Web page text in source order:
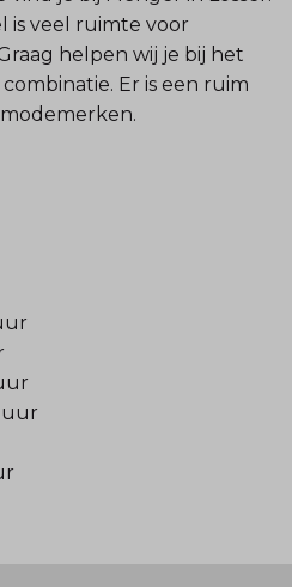
is veel ruimte voor
helpen wij je bij het
Er is een ruim
uur